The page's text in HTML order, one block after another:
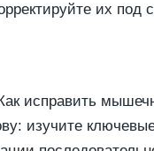
их под
исправить
изучите